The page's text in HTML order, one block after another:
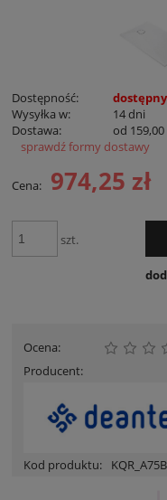
Dostępność:
Wysyłka w:
14 dni
Dostawa:
od 159,00
Cena nie zawiera
sprawdź formy dostawy
Cena: 974,25 zł
szt.
Ocena:
Producent:
Kod produktu: KQR_A75B